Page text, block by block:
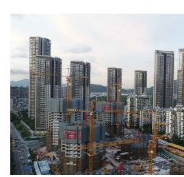
行
业
交
流